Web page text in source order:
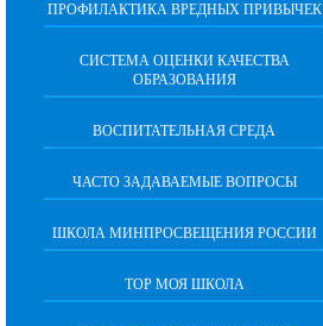
ПРОФИЛАКТИКА ВРЕДНЫХ ПРИВЫЧЕК
CИСТЕМА ОЦЕНКИ КАЧЕСТВА
ОБРАЗОВАНИЯ
ВОСПИТАТЕЛЬНАЯ СРЕДА
ЧАСТО ЗАДАВАЕМЫЕ ВОПРОСЫ
ШКОЛА МИНПРОСВЕЩЕНИЯ РОССИИ
ТОР МОЯ ШКОЛА